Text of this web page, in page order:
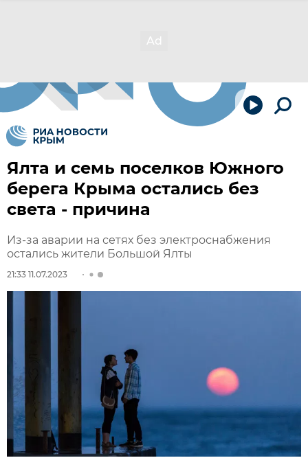
Ялта и семь поселков Южного
берега Крыма остались без
света - причина
Из-за аварии на сетях без электроснабжения
остались жители Большой Ялты
21:33 11.07.2023